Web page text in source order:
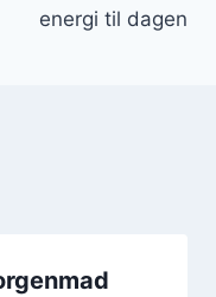
energi til dagen